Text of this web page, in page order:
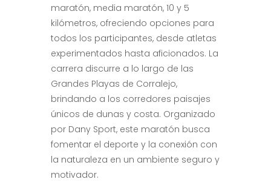
maratón, media maratón, 10 y 5
kilómetros, ofreciendo opciones para
todos los participantes, desde atletas
experimentados hasta aficionados. La
carrera discurre a lo largo de las
Grandes Playas de Corralejo,
brindando a los corredores paisajes
únicos de dunas y costa. Organizado
por Dany Sport, este maratón busca
fomentar el deporte y la conexión con
la naturaleza en un ambiente seguro y
motivador.